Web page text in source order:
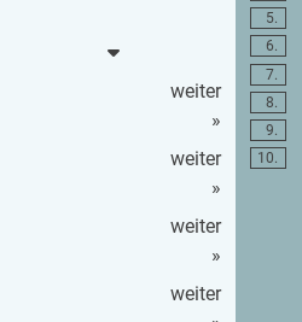
wei­ter
»
wei­ter
»
wei­ter
»
wei­ter